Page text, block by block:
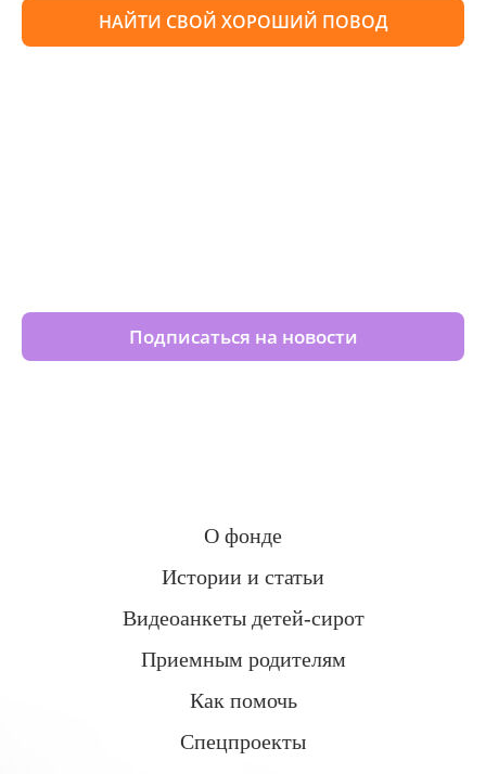
НАЙТИ СВОЙ ХОРОШИЙ ПОВОД
Подписаться на новости
О фонде
Истории и статьи
Видеоанкеты детей-сирот
Приемным родителям
Как помочь
Спецпроекты